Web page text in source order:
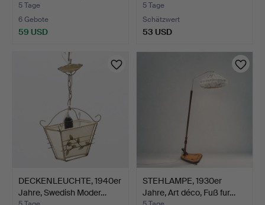
5 Tage
6 Gebote
59 USD
5 Tage
Schätzwert
53 USD
DECKENLEUCHTE, 1940er
Jahre, Swedish Moder…
STEHLAMPE, 1930er
Jahre, Art déco, Fuß fur…